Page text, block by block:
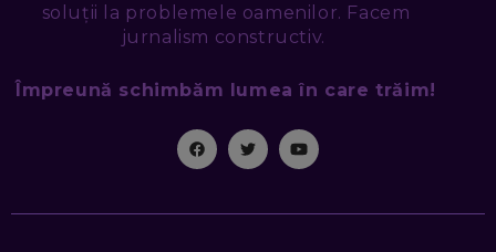
CE-AM ÎNVĂȚAT DIN EPISODUL GEORGESCU
EP. 46
soluții la problemele oamenilor. Facem
jurnalism constructiv.
Împreună schimbăm lumea în care trăim!